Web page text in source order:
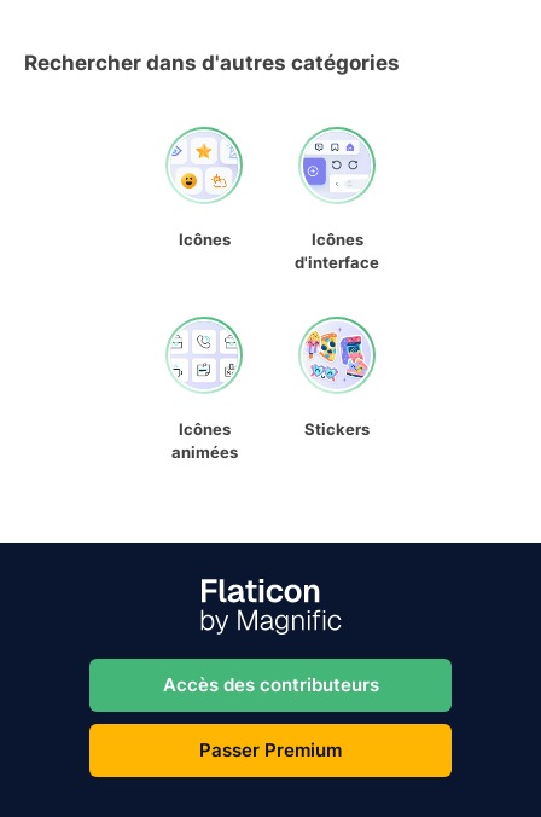
Rechercher dans d'autres catégories
Icônes
Icônes
d'interface
Icônes
animées
Stickers
Accès des contributeurs
Passer Premium